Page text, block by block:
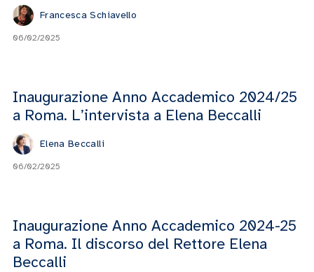
Francesca Schiavello
06/02/2025
Inaugurazione Anno Accademico 2024/25
a Roma. L’intervista a Elena Beccalli
Elena Beccalli
06/02/2025
Inaugurazione Anno Accademico 2024-25
a Roma. Il discorso del Rettore Elena
Beccalli